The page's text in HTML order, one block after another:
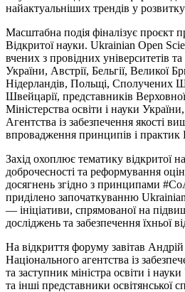
найактуальніших трендів у
Масштабна подія фіналізує проєкт
Відкритої науки. Ukrainian Open
вчених з провідних університетів
України, Австрії, Бельгії, Великої
Нідерландів, Польщі, Сполучених
Швейцарії, представників
Міністерства освіти і науки
Агентства із забезпечення якості
впровадження принципів і практик
Захід охоплює тематику відкритої
доброчесності та реформування
досягнень згідно з принципами
приділено започаткуванню
— ініціативи, спрямованої на
досліджень та забезпечення їхньої
На відкриття форуму завітав
Національного агентства із
та заступник міністра освіти і науки
та інші представники освітянської